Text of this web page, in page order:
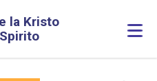
la Kristo